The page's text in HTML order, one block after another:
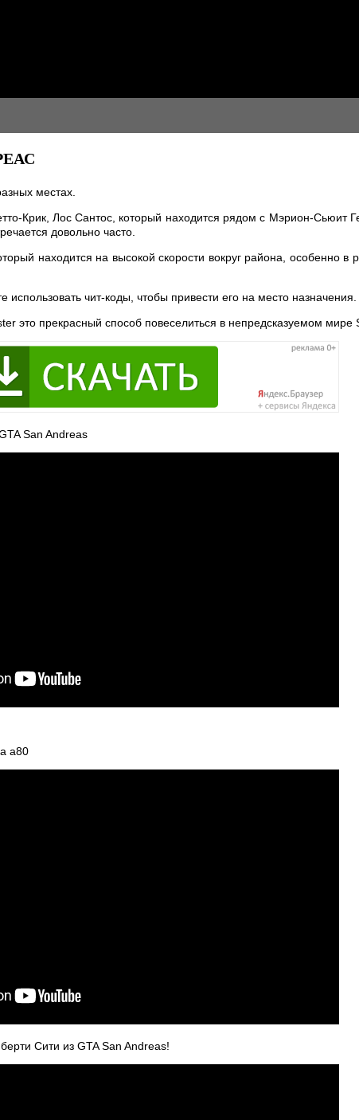
местах.
Крик, Лос Сантос, который находится рядом с Мэрион-Сьюит
довольно часто.
находится на высокой скорости вокруг района, особенно в
чит-коды, чтобы привести его на место назначения.
это прекрасный способ повеселиться в непредсказуемом мире
San Andreas
a80
Сити из GTA San Andreas!